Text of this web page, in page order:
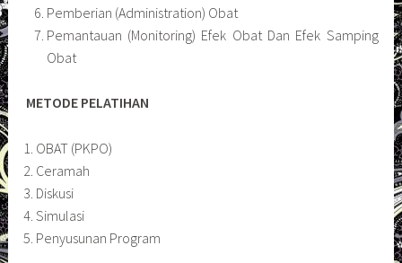
Pemberian (Administration) Obat
Pemantauan (Monitoring) Efek Obat Dan Efek Samping
Obat
METODE PELATIHAN
1. OBAT (PKPO)
2. Ceramah
3. Diskusi
4. Simulasi
5. Penyusunan Program